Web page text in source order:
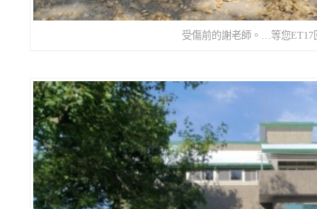
受傷前的謝老師。…等您